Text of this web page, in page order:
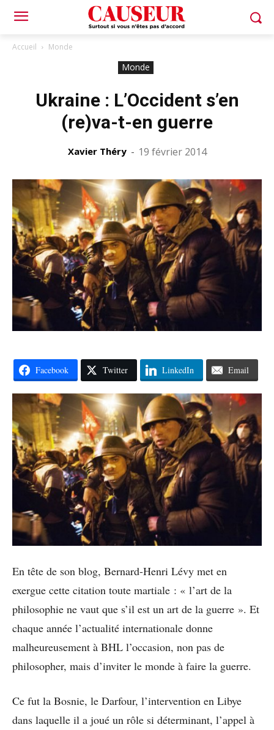
Accueil Monde
Monde
Ukraine : L’Occident s’en
(re)va-t-en guerre
Xavier Théry - 19 février 2014
Facebook Twitter LinkedIn Email
En tête de son blog, Bernard-Henri Lévy met en
exergue cette citation toute martiale : « l’art de la
philosophie ne vaut que s’il est un art de la guerre ». Et
chaque année l’actualité internationale donne
malheureusement à BHL l’occasion, non pas de
philosopher, mais d’inviter le monde à faire la guerre.
Ce fut la Bosnie, le Darfour, l’intervention en Libye
dans laquelle il a joué un rôle si déterminant, l’appel à